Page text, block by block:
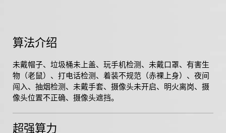
算法介绍
未戴帽子、垃圾桶未上盖、玩手机检测、未戴口罩、有害生
物（老鼠）、打电话检测、着装不规范（赤裸上身）、夜间
闯入、抽烟检测、未戴手套、摄像头未开启、明火离岗、摄
像头位置不正确、摄像头遮挡。
超强算力